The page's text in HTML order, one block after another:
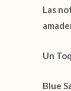
Las
Un
Blue